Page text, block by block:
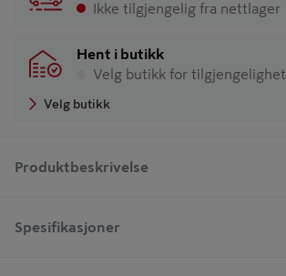
Ikke tilgjengelig fra nettlager
Hent i butikk
Velg butikk for tilgjengelighet
Velg butikk
Produktbeskrivelse
Spesifikasjoner